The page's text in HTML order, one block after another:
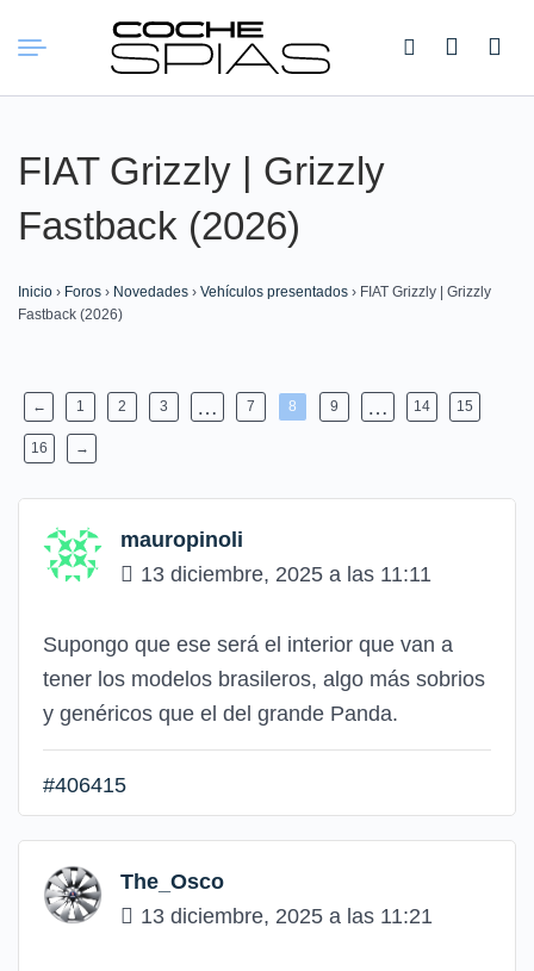
Buscar:
FIAT Grizzly | Grizzly
Fastback (2026)
Inicio › Foros › Novedades › Vehículos presentados › FIAT Grizzly | Grizzly
Fastback (2026)
← 1 2 3 … 7 8 9 … 14 15
16 →
mauropinoli
13 diciembre, 2025 a las 11:11
Supongo que ese será el interior que van a
tener los modelos brasileros, algo más sobrios
y genéricos que el del grande Panda.
#406415
The_Osco
13 diciembre, 2025 a las 11:21